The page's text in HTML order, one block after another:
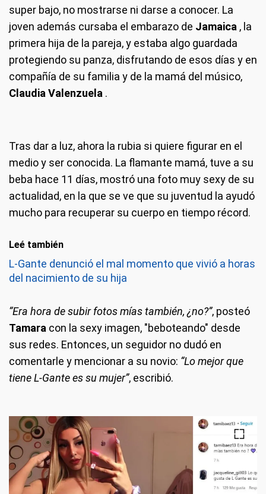
super bajo, no mostrarse ni darse a conocer. La
joven además cursaba el embarazo de Jamaica , la
primera hija de la pareja, y estaba algo guardada
protegiendo su panza, disfrutando de esos días y en
compañía de su familia y de la mamá del músico,
Claudia Valenzuela .
Tras dar a luz, ahora la rubia si quiere figurar en el
medio y ser conocida. La flamante mamá, tuve a su
beba hace 11 días, mostró una foto muy sexy de su
actualidad, en la que se ve que su juventud la ayudó
mucho para recuperar su cuerpo en tiempo récord.
Leé también
L-Gante denunció el mal momento que vivió a horas
del nacimiento de su hija
“Era hora de subir fotos mías también, ¿no?”, posteó
Tamara con la sexy imagen, "beboteando" desde
sus redes. Entonces, un seguidor no dudó en
comentarle y mencionar a su novio: “Lo mejor que
tiene L-Gante es su mujer”, escribió.